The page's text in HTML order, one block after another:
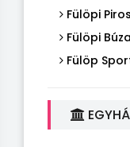
Fülöpi
Fülöpi
Fülöp